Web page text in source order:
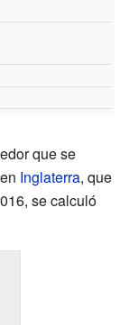
que se
Inglaterra, que
se calculó